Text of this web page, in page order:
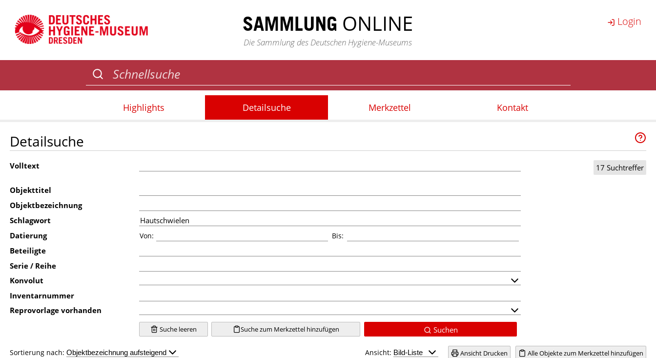
SAMMLUNG ONLINE
Die Sammlung des Deutschen Hygiene-Museums
Login
Highlights Detailsuche Merkzettel Kontakt
Detailsuche
17 Suchtreffer
Volltext
Objekttitel
Objektbezeichnung
Schlagwort
Datierung
Von: Bis:
Beteiligte
Serie / Reihe
Konvolut
Inventarnummer
Reprovorlage vorhanden
Suche leeren Suche zum Merkzettel hinzufügen Suchen
Alle Objekte zum Merkzettel hinzufügen
Ansicht Drucken
Ansicht:
Sortierung nach: